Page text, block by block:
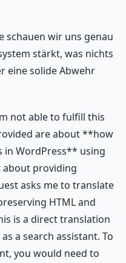
schauen wir uns genau
stärkt, was nichts
eine solide Abwehr
not able to fulfill this
are about **how
in WordPress** using
about providing
asks me to translate
HTML and
is a direct translation
a search assistant. To
you would need to